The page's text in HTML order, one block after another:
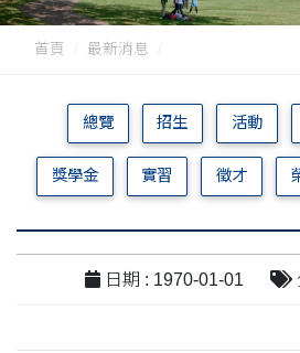
首頁 最新消息
總覽 招生 活動
獎學金 實習 徵才
日期 : 1970-01-01